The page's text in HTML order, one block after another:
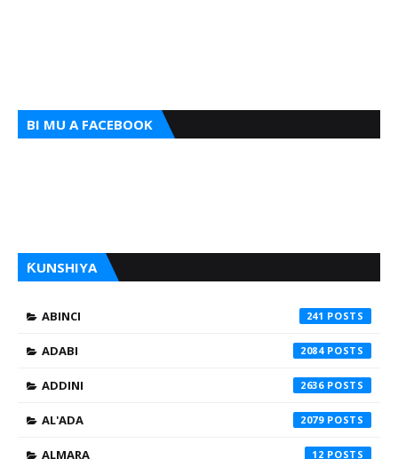
BI MU A FACEBOOK
ƘUNSHIYA
ABINCI 241
ADABI 2084
ADDINI 2636
AL'ADA 2079
ALMARA 12